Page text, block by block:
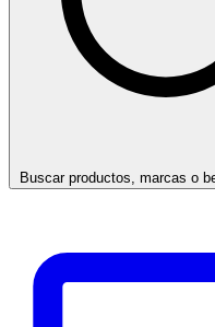
Buscar productos, marcas o